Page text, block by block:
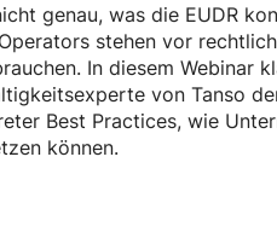
genau, was die EUDR
stehen vor
In diesem Webinar
von Tanso
Best Practices, wie
können.